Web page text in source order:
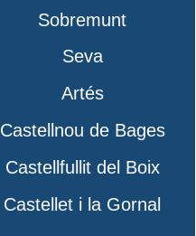
Sobremunt
Seva
Artés
Castellnou de Bages
Castellfullit del Boix
Castellet i la Gornal